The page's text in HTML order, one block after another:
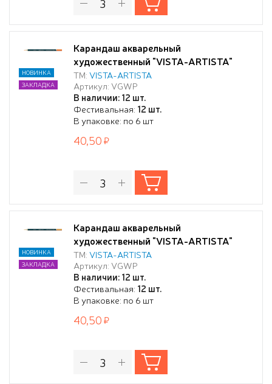
Карандаш акварельный
художественный "VISTA-ARTISTA"
"Gallery" заточенный 209 Золотистый
(Golden)
ТМ:VISTA-ARTISTA
Артикул: VGWP
В наличии: 12 шт.
Фестивальная: 12 шт.
В упаковке: по 6 шт
НОВИНКА
ЗАКЛАДКА
40,50
Карандаш акварельный
художественный "VISTA-ARTISTA"
"Gallery" заточенный 212 Охра светлая
(Ochre light)
ТМ:VISTA-ARTISTA
Артикул: VGWP
В наличии: 12 шт.
Фестивальная: 12 шт.
В упаковке: по 6 шт
НОВИНКА
ЗАКЛАДКА
40,50